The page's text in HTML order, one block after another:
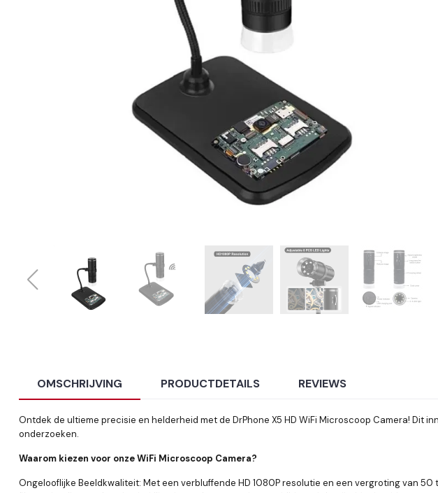
OMSCHRIJVING PRODUCTDETAILS REVIEWS
Ontdek de ultieme precisie en helderheid met de DrPhone X5 HD WiFi Microscoop Camera!
onderzoeken.
Waarom kiezen voor onze WiFi Microscoop Camera?
Ongelooflijke Beeldkwaliteit: Met een verbluffende HD 1080P resolutie en een vergroting van